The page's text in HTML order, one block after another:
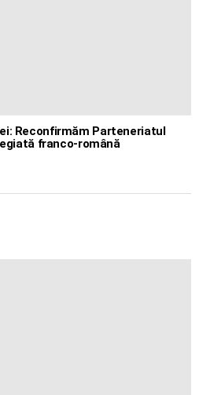
Reconfirmăm Parteneriatul
franco-română